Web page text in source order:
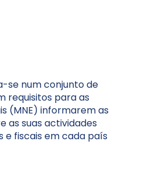
se num conjunto de
requisitos para as
(MNE) informarem as
as suas actividades
e fiscais em cada país